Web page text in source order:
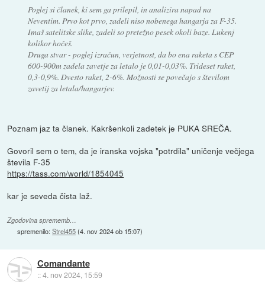
Poglej si članek, ki sem ga prilepil, in analizira napad na
Neventim. Prvo kot prvo, zadeli niso nobenega hangarja za F-35.
Imaš satelitske slike, zadeli so pretežno pesek okoli baze. Lukenj
kolikor hočeš.
Druga stvar - poglej izračun, verjetnost, da bo ena raketa s CEP
600-900m zadela zavetje za letalo je 0,01-0,03%. Trideset raket,
0,3-0,9%. Dvesto raket, 2-6%. Možnosti se povečajo s številom
zavetij za letala/hangarjev.
Poznam jaz ta članek. Kakršenkoli zadetek je PUKA SREČA.
Govoril sem o tem, da je iranska vojska "potrdila" uničenje večjega
števila F-35
https://tass.com/world/1854045
kar je seveda čista laž.
Zgodovina sprememb…
spremenilo:Strel455(4. nov 2024 ob 15:07)
Comandante
::4. nov 2024, 15:59